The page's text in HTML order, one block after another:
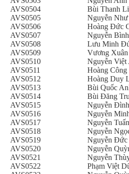
AVS0504
Bùi Thanh
AVS0505
Nguyễn
AVS0506
Hoàng Đức
AVS0507
Nguyễn
AVS0508
Lưu Minh
AVS0509
Vương
AVS0510
Nguyễn Việt
AVS0511
Hoàng
AVS0512
Hoàng Duy
AVS0513
Bùi Quốc
AVS0514
Bùi Đăng
AVS0515
Nguyễn
AVS0516
Nguyễn
AVS0517
Nguyễn
AVS0518
Nguyễn
AVS0519
Nguyễn Đức
AVS0520
Nguyễn
AVS0521
Nguyễn
AVS0522
Phạm Việt